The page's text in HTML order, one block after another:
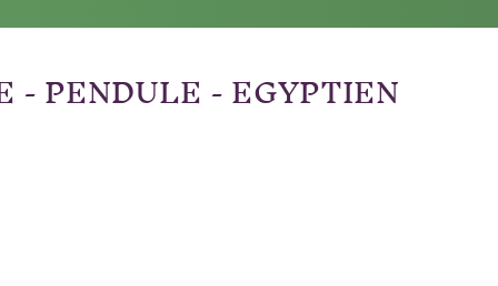
- PENDULE - EGYPTIEN